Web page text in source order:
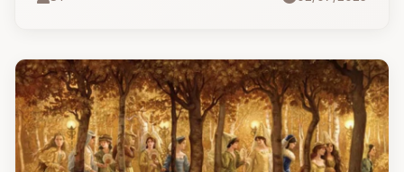
không nản chí, dùng chính đôi tay và trái tim
nên tòa nhà lộng lẫy hơn cả cung điện.